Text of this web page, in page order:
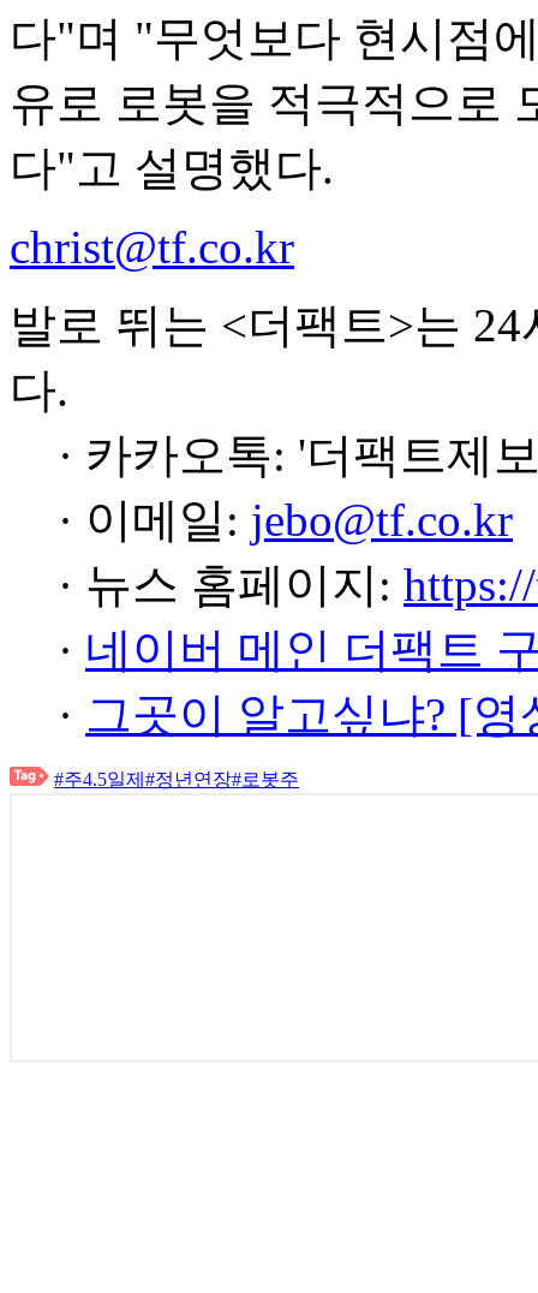
다"며 "무엇보다 현시점
유로 로봇을 적극적으로
다"고 설명했다.
christ@tf.co.kr
발로 뛰는 <더팩트>는
다.
· 카카오톡: '더팩트제
· 이메일: jebo@tf.co.kr
· 뉴스 홈페이지:
· 네이버 메인 더팩트
· 그곳이 알고싶냐? [
#주4.5일제 #정년연장#로봇주